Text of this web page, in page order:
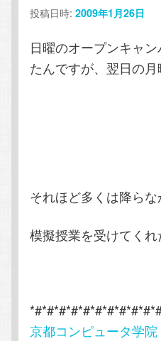
ン
テ
移
動
テ
ン
動
投稿日時:2009年1月26日
日曜のオープンキャ
たんですが、翌日の
それほど多くは降ら
模擬授業を受けてく
京都コンピュータ学院